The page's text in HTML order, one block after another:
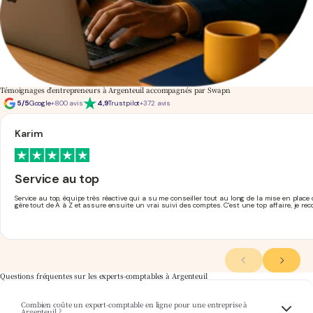
Témoignages d'entrepreneurs à Argenteuil accompagnés par Swapn
5/5Google+800 avis 4,9Trustpilot+372 avis
Karim
Service au top
Service au top, équipe très réactive qui a su me conseiller tout au long de la mise en
gère tout de A à Z et assure ensuite un vrai suivi des comptes. C'est une top affaire, je
Questions fréquentes sur les experts-comptables à Argenteuil
Combien coûte un expert-comptable en ligne pour une entreprise à
Chez Swapn, la comptabilité de votre entreprise argenteuillaise commence expert-